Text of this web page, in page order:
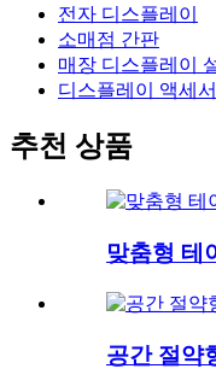
전자 디스플레이
소매점 간판
매장 디스플레이
디스플레이 액세서
추천 상품
맞춤형 테
공간 절약